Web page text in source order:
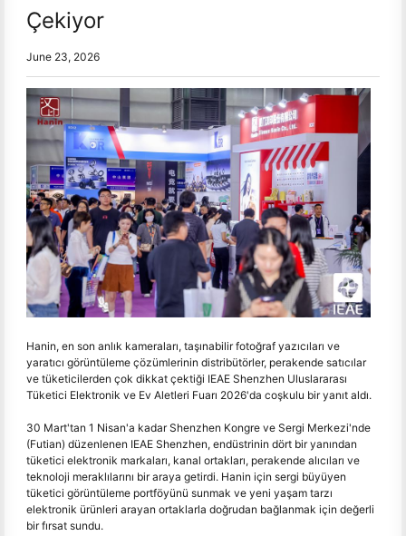
Çekiyor
June 23, 2026
Hanin, en son anlık kameraları, taşınabilir fotoğraf yazıcıları ve
yaratıcı görüntüleme çözümlerinin distribütörler, perakende satıcılar
ve tüketicilerden çok dikkat çektiği IEAE Shenzhen Uluslararası
Tüketici Elektronik ve Ev Aletleri Fuarı 2026'da coşkulu bir yanıt aldı.
30 Mart'tan 1 Nisan'a kadar Shenzhen Kongre ve Sergi Merkezi'nde
(Futian) düzenlenen IEAE Shenzhen, endüstrinin dört bir yanından
tüketici elektronik markaları, kanal ortakları, perakende alıcıları ve
teknoloji meraklılarını bir araya getirdi. Hanin için sergi büyüyen
tüketici görüntüleme portföyünü sunmak ve yeni yaşam tarzı
elektronik ürünleri arayan ortaklarla doğrudan bağlanmak için değerli
bir fırsat sundu.